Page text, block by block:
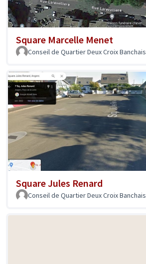
Square Marcelle Menet
Conseil de Quartier Deux Croix Banchais
Square Jules Renard
Conseil de Quartier Deux Croix Banchais